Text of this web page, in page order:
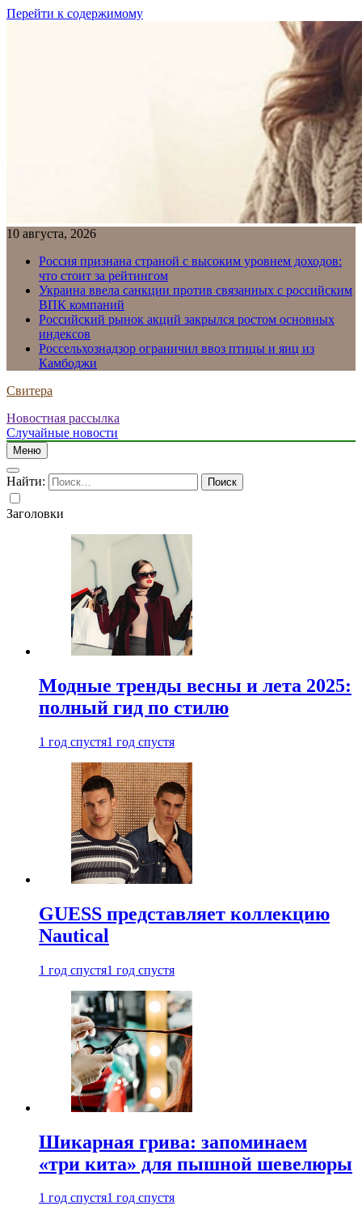
Перейти к содержимому
10 августа, 2026
Россия признана страной с высоким уровнем доходов:
что стоит за рейтингом
Украина ввела санкции против связанных с российским
ВПК компаний
Российский рынок акций закрылся ростом основных
индексов
Россельхознадзор ограничил ввоз птицы и яиц из
Камбоджи
Свитера
Новостная рассылка
Случайные новости
Меню
Найти:
Заголовки
Модные тренды весны и лета 2025:
полный гид по стилю
1 год спустя1 год спустя
GUESS представляет коллекцию
Nautical
1 год спустя1 год спустя
Шикарная грива: запоминаем
«три кита» для пышной шевелюры
1 год спустя1 год спустя